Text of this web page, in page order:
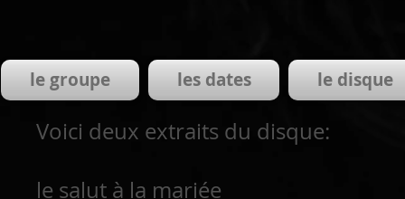
le groupe les dates le disque
Voici deux extraits du disque:
le salut à la mariée